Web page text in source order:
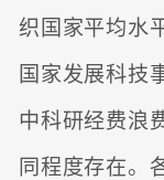
织国家平均水
国家发展科技
中科研经费浪
同程度存在。